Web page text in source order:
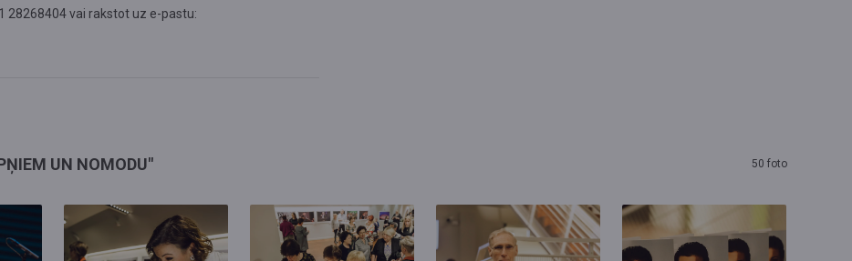
28268404 vai rakstot uz e-pastu:
UN NOMODU" 50 foto